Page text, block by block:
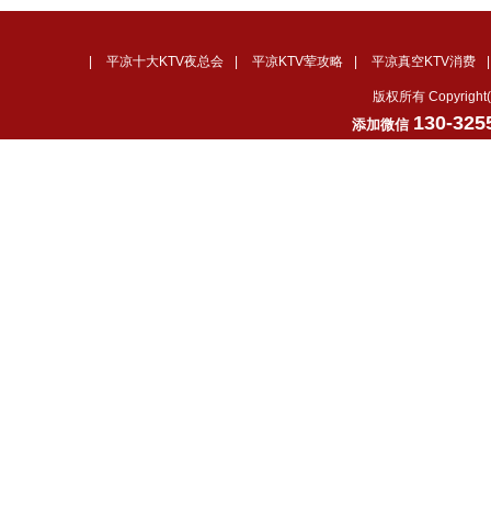
平凉十大KTV夜总会 平凉KTV荤攻略 平凉真空KTV消费
版权所有
添加微信 130-